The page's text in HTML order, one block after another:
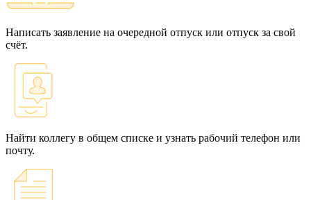
Написать заявление на очередной отпуск или отпуск за свой
счёт.
Найти коллегу в общем списке и узнать рабочий телефон или
почту.